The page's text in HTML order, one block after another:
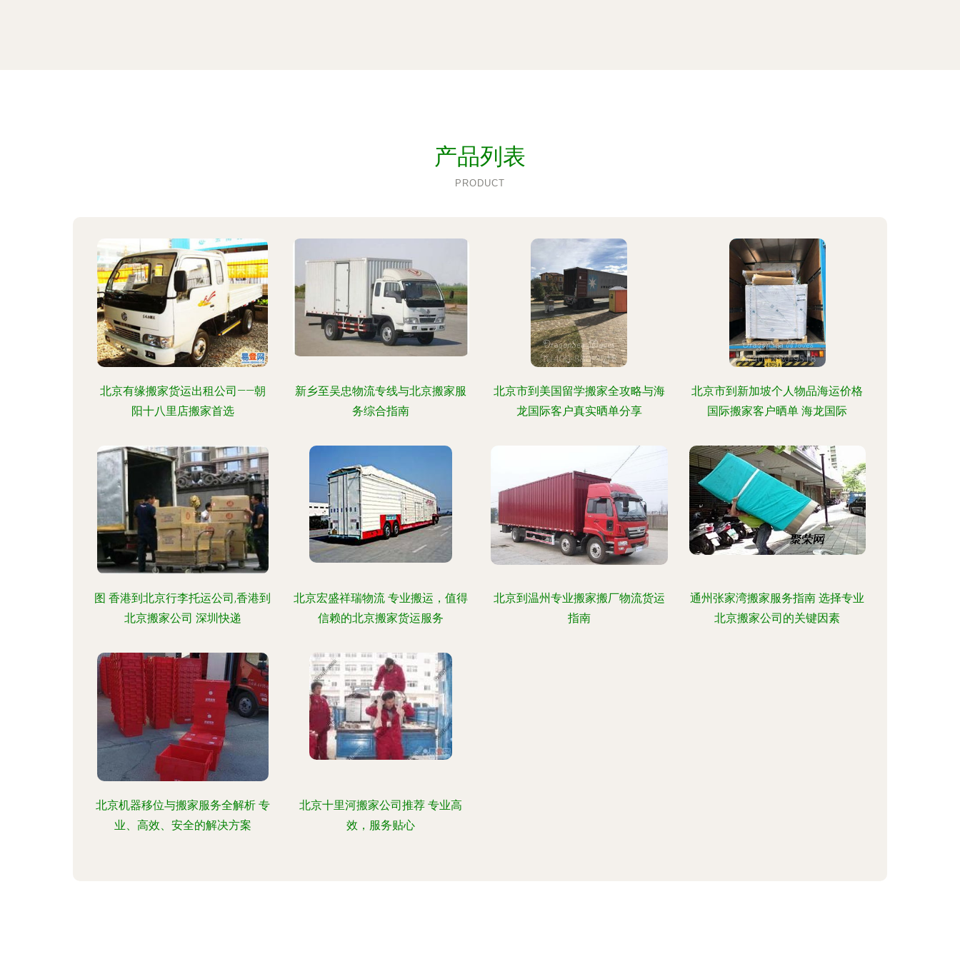
产品列表
PRODUCT
北京有缘搬家货运出租公司——朝
阳十八里店搬家首选
新乡至吴忠物流专线与北京搬家服
务综合指南
北京市到美国留学搬家全攻略与海
龙国际客户真实晒单分享
北京市到新加坡个人物品海运价格
国际搬家客户晒单 海龙国际
图 香港到北京行李托运公司,香港到
北京搬家公司 深圳快递
北京宏盛祥瑞物流 专业搬运，值得
信赖的北京搬家货运服务
北京到温州专业搬家搬厂物流货运
指南
通州张家湾搬家服务指南 选择专业
北京搬家公司的关键因素
北京机器移位与搬家服务全解析 专
业、高效、安全的解决方案
北京十里河搬家公司推荐 专业高
效，服务贴心